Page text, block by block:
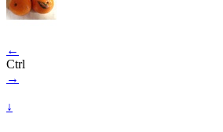
←
Ctrl
→
↓